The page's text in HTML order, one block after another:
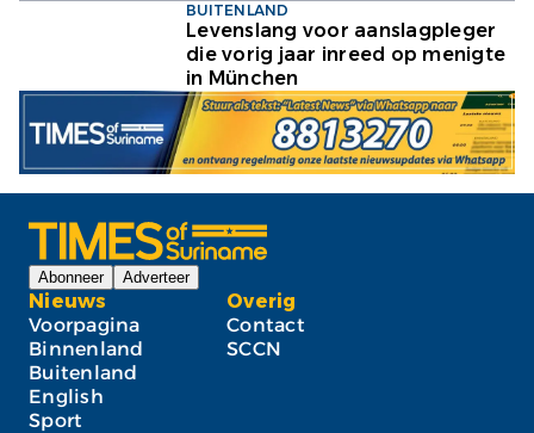
BUITENLAND
Levenslang voor aanslagpleger
die vorig jaar inreed op menigte
in München
Abonneer Adverteer
Nieuws
Voorpagina
Binnenland
Buitenland
English
Sport
Overig
Contact
SCCN